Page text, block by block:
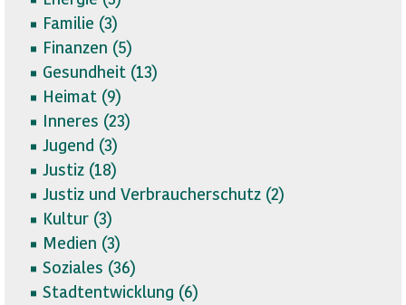
Familie (3)
Finanzen (5)
Gesundheit (13)
Heimat (9)
Inneres (23)
Jugend (3)
Justiz (18)
Justiz und Verbraucherschutz (2)
Kultur (3)
Medien (3)
Soziales (36)
Stadtentwicklung (6)